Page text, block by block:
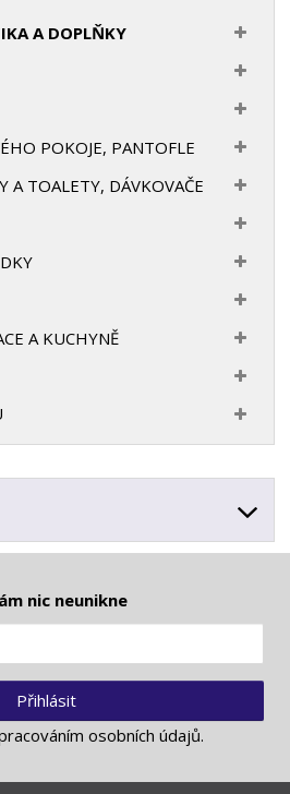
A DOPLŇKY
POKOJE, PANTOFLE
A TOALETY, DÁVKOVAČE
A KUCHYNĚ
nic neunikne
Přihlásit
osobních údajů.